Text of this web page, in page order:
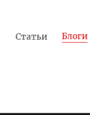
Статьи Блоги